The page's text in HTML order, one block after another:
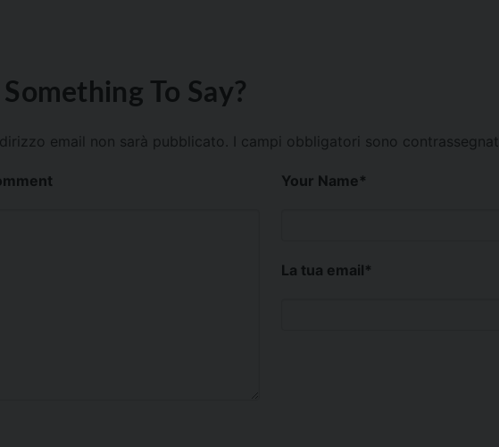
To Say?
email non sarà pubblicato. I campi obbligatori sono contrassegnati
Your Name*
La tua email*